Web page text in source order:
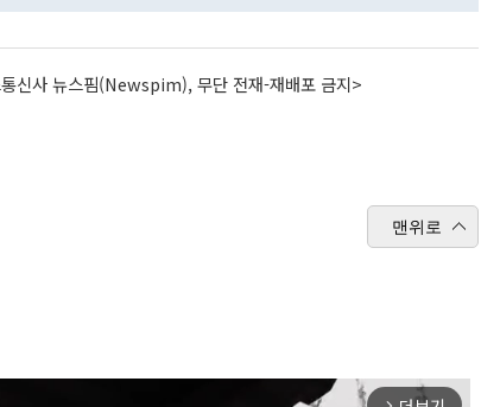
신사 뉴스핌(Newspim), 무단 전재-재배포 금지>
맨위로